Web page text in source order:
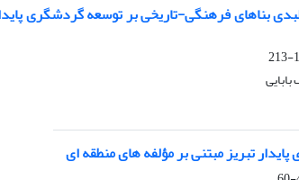
بناهای فرهنگی-تاریخی بر توسعه گردشگری
تبریز مبتنی بر مؤلفه‏ های منطقه‏ ای